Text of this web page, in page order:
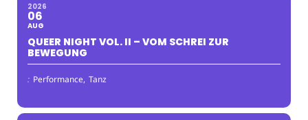
2026
06
AUG
QUEER NIGHT VOL. II – VOM SCHREI ZUR
BEWEGUNG
: Performance, Tanz